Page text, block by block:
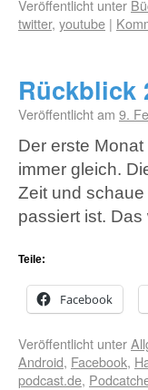
Veröffentlicht unter
twitter, youtube |
Rückblick
Veröffentlicht am 9.
Der erste
immer gleich.
Zeit und
passiert ist.
Teile:
Facebook
Veröffentlicht unter
Android, Facebook,
podcast.de,